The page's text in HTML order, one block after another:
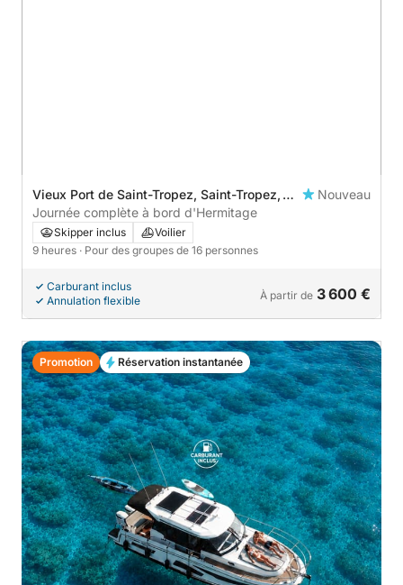
Vieux Port de Saint-Tropez, Saint-Tropez,
France
Nouveau
Journée complète à bord d'Hermitage
Skipper inclus
Voilier
9 heures · Pour des groupes de 16 personnes
Carburant inclus
Annulation flexible
À partir de 3 600 €
Promotion Réservation instantanée